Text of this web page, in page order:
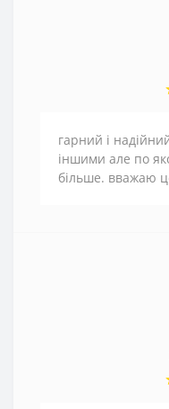
гарний і
іншими але по
більше. вважаю